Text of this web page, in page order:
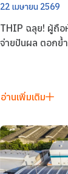
22 เมษายน 2569
THIP ฉลุย! ผู้ถือ
จ่ายปันผล ตอกย้
อ่านเพิ่มเติม